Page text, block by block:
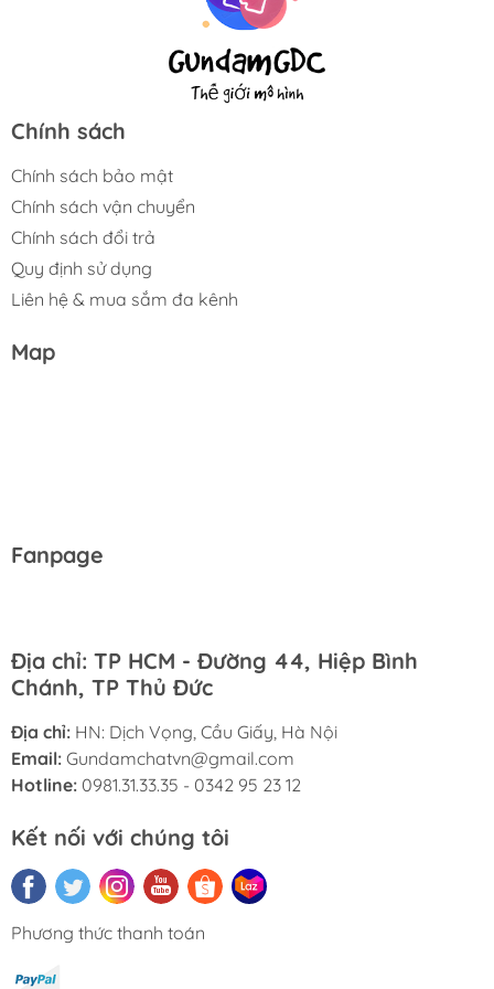
Chính sách
Chính sách bảo mật
Chính sách vận chuyển
Chính sách đổi trả
Quy định sử dụng
Liên hệ & mua sắm đa kênh
Map
Fanpage
Địa chỉ: TP HCM - Đường 44, Hiệp Bình
Chánh, TP Thủ Đức
Địa chỉ: HN: Dịch Vọng, Cầu Giấy, Hà Nội
Email: Gundamchatvn@gmail.com
Hotline: 0981.31.33.35 - 0342 95 23 12
Kết nối với chúng tôi
Phương thức thanh toán